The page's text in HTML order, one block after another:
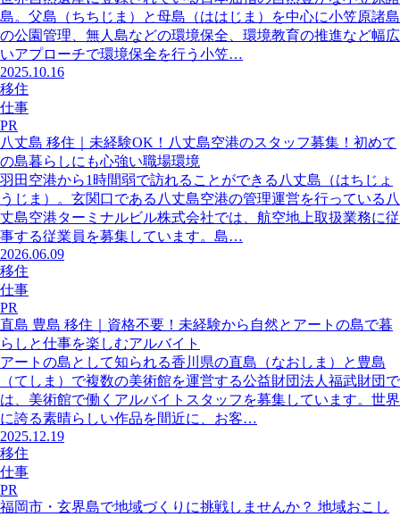
島。父島（ちちじま）と母島（ははじま）を中心に小笠原諸島
の公園管理、無人島などの環境保全、環境教育の推進など幅広
いアプローチで環境保全を行う小笠…
2025.10.16
移住
仕事
PR
八丈島 移住｜未経験OK！八丈島空港のスタッフ募集！初めて
の島暮らしにも心強い職場環境
羽田空港から1時間弱で訪れることができる八丈島（はちじょ
うじま）。玄関口である八丈島空港の管理運営を行っている八
丈島空港ターミナルビル株式会社では、航空地上取扱業務に従
事する従業員を募集しています。島…
2026.06.09
移住
仕事
PR
直島 豊島 移住｜資格不要！未経験から自然とアートの島で暮
らしと仕事を楽しむアルバイト
アートの島として知られる香川県の直島（なおしま）と豊島
（てしま）で複数の美術館を運営する公益財団法人福武財団で
は、美術館で働くアルバイトスタッフを募集しています。世界
に誇る素晴らしい作品を間近に、お客…
2025.12.19
移住
仕事
PR
福岡市・玄界島で地域づくりに挑戦しませんか？ 地域おこし